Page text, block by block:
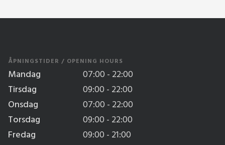
ÅPNINGSTIDER / OPENING HOURS
Mandag
07:00 - 22:00
Tirsdag
09:00 - 22:00
Onsdag
07:00 - 22:00
Torsdag
09:00 - 22:00
Fredag
09:00 - 21:00